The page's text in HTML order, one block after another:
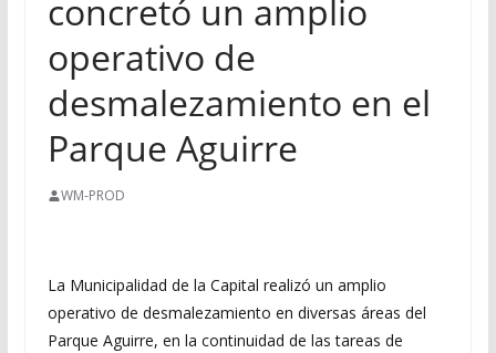
concretó un amplio
operativo de
desmalezamiento en el
Parque Aguirre
WM-PROD
La Municipalidad de la Capital realizó un amplio
operativo de desmalezamiento en diversas áreas del
Parque Aguirre, en la continuidad de las tareas de